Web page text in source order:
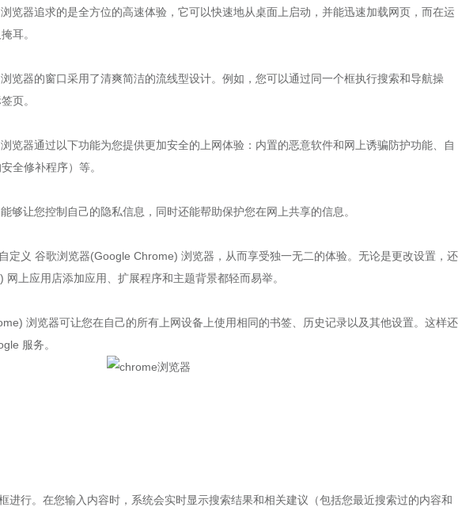
器追求的是全方位的高速体验，它可以快速地从桌面上启动，并能迅速加载网页，而在运
耳。
器的窗口采用了清爽简洁的流线型设计。例如，您可以通过同一个框执行搜索和导航操
页。
器通过以下功能为您提供更加安全的上网体验：内置的恶意软件和网上诱骗防护功能、自
全修补程序）等。
让您控制自己的隐私信息，同时还能帮助保护您在网上共享的信息。
义 谷歌浏览器(Google Chrome) 浏览器，从而享受独一无二的体验。无论是更改设置，还
上应用店添加应用、扩展程序和主题背景都轻而易举。
浏览器可让您在自己的所有上网设备上使用相同的书签、历史记录以及其他设置。这样还
服务。
行。在您输入内容时，系统会实时显示搜索结果和相关建议（包括您最近搜索过的内容和